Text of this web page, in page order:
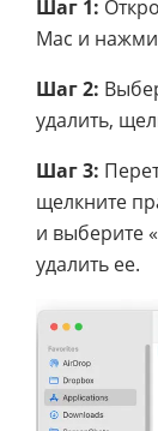
Шаг 1:
Mac и
Шаг 2:
удалить,
Шаг 3:
щелкните
и выберите «
удалить ее.